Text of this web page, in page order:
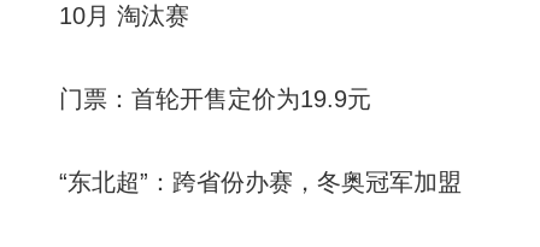
10月 淘汰赛
门票：首轮开售定价为19.9元
“东北超”：跨省份办赛，冬奥冠军加盟